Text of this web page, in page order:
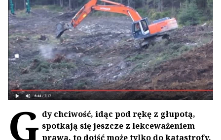
G dy chciwość, idąc pod rękę z głupotą,
spotkają się jeszcze z lekceważeniem
prawa, to dojść może tylko do katastrofy.